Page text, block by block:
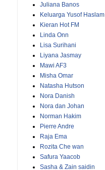
Juliana Banos
Keluarga Yusof Haslam
Kieran Hot FM
Linda Onn
Lisa Surihani
Liyana Jasmay
Mawi AF3
Misha Omar
Natasha Hutson
Nora Danish
Nora dan Johan
Norman Hakim
Pierre Andre
Raja Ema
Rozita Che wan
Safura Yaacob
Sasha & Zain saidin